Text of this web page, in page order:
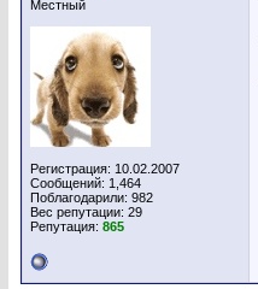
Местный
Регистрация: 10.02.2007
Сообщений: 1,464
Поблагодарили: 982
Вес репутации: 29
Репутация: 865